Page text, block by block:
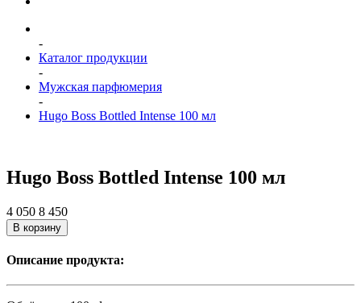
-
Каталог продукции
-
Мужская парфюмерия
-
Hugo Boss Bottled Intense 100 мл
Hugo Boss Bottled Intense 100 мл
4 050 8 450
В корзину
Описание продукта: